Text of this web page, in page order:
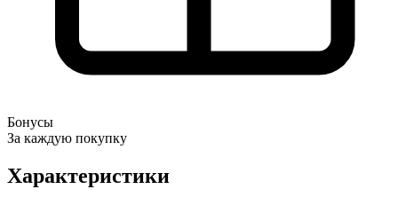
Бонусы
За каждую покупку
Характеристики